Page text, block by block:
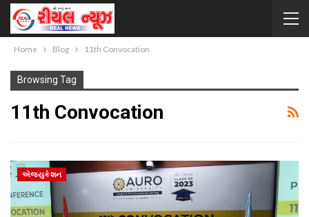
Home Blog 11th Convocation
Browsing Tag
11th Convocation
એજ્યુકેશન